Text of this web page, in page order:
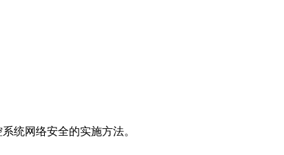
统网络安全的实施方法。